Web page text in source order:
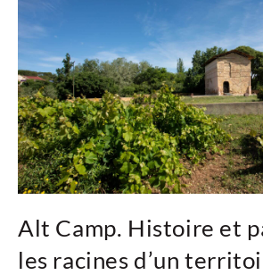
Alt Camp. Histoire et
les racines d’un